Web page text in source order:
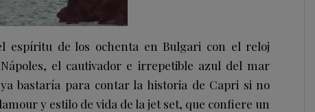
espíritu de los ochenta en Bulgari con el reloj
el cautivador e irrepetible azul del mar
bastaría para contar la historia de Capri si no
y estilo de vida de la jet set, que confiere un